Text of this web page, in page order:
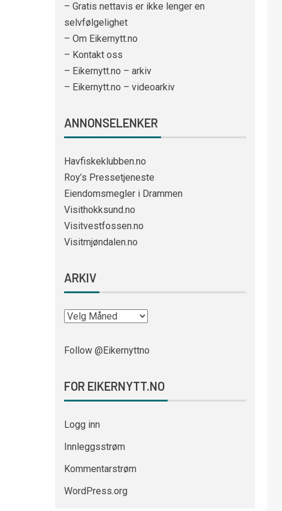
– Gratis nettavis er ikke lenger en
selvfølgelighet
– Om Eikernytt.no
– Kontakt oss
– Eikernytt.no – arkiv
– Eikernytt.no – videoarkiv
ANNONSELENKER
Havfiskeklubben.no
Roy’s Pressetjeneste
Eiendomsmegler i Drammen
Visithokksund.no
Visitvestfossen.no
Visitmjøndalen.no
ARKIV
Follow @Eikernyttno
FOR EIKERNYTT.NO
Logg inn
Innleggsstrøm
Kommentarstrøm
WordPress.org